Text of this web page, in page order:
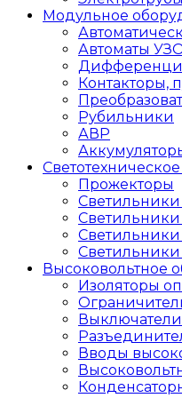
Модульное
Автоматы
Контакторы,
Рубильники
АВР
Прожекторы
Высоковольтное
Изоляторы
Выключатели
Вводы